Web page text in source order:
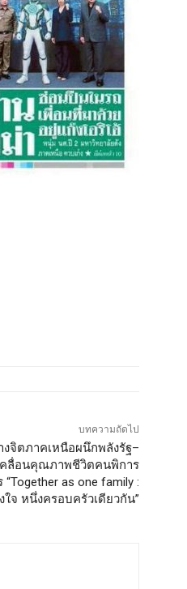
บทความถัดไป
จิตภาคเหนือผนึกพลังรัฐ–
คลื่อนคุณภาพชีวิตคนพิการ
as one family :
ใจ หนึ่งครอบครัวเดียวกัน”